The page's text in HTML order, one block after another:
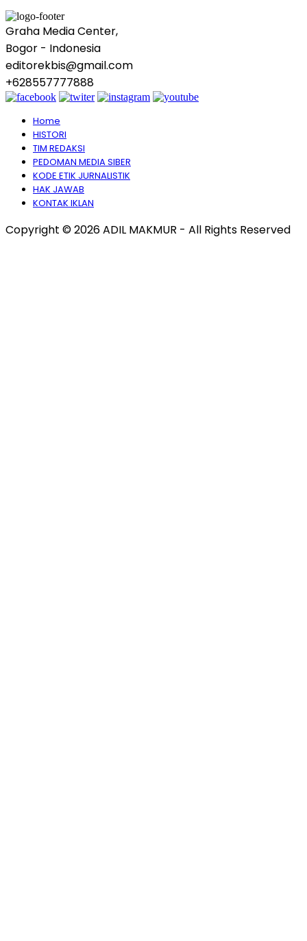
Graha Media Center,
Bogor - Indonesia
editorekbis@gmail.com
+628557777888
Home
HISTORI
TIM REDAKSI
PEDOMAN MEDIA SIBER
KODE ETIK JURNALISTIK
HAK JAWAB
KONTAK IKLAN
Copyright © 2026 ADIL MAKMUR - All Rights Reserved